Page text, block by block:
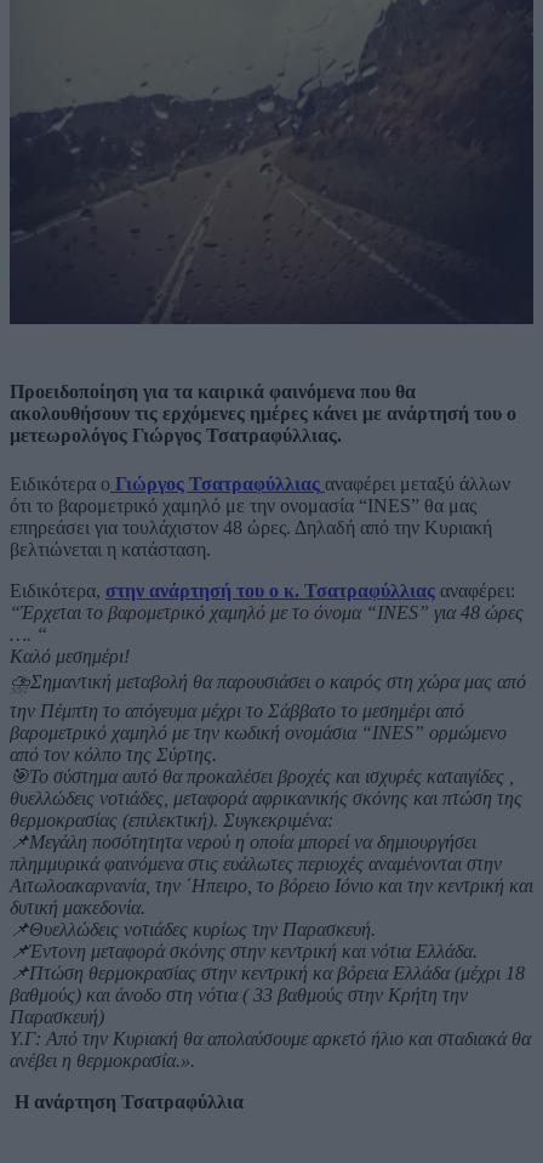
Προειδοποίηση για τα καιρικά φαινόμενα που θα
ακολουθήσουν τις ερχόμενες ημέρες κάνει με ανάρτησή του ο
μετεωρολόγος Γιώργος Τσατραφύλλιας.
Ειδικότερα ο Γιώργος Τσατραφύλλιας αναφέρει μεταξύ άλλων
ότι το βαρομετρικό χαμηλό με την ονομασία “INES” θα μας
επηρεάσει για τουλάχιστον 48 ώρες. Δηλαδή από την Κυριακή
βελτιώνεται η κατάσταση.
Ειδικότερα, στην ανάρτησή του ο κ. Τσατραφύλλιας αναφέρει:
“Έρχεται το βαρομετρικό χαμηλό με το όνομα “INES” για 48 ώρες
…. “
Καλό μεσημέρι!
⛈Σημαντική μεταβολή θα παρουσιάσει ο καιρός στη χώρα μας από
την Πέμπτη το απόγευμα μέχρι το Σάββατο το μεσημέρι από
βαρομετρικό χαμηλό με την κωδική ονομάσια “INES” ορμώμενο
από τον κόλπο της Σύρτης.
🎯Το σύστημα αυτό θα προκαλέσει βροχές και ισχυρές καταιγίδες ,
θυελλώδεις νοτιάδες, μεταφορά αφρικανικής σκόνης και πτώση της
θερμοκρασίας (επιλεκτική). Συγκεκριμένα:
📌Μεγάλη ποσότητητα νερού η οποία μπορεί να δημιουργήσει
πλημμυρικά φαινόμενα στις ευάλωτες περιοχές αναμένονται στην
Αιτωλοακαρνανία, την ΄Ηπειρο, το βόρειο Ιόνιο και την κεντρική και
δυτική μακεδονία.
📌Θυελλώδεις νοτιάδες κυρίως την Παρασκευή.
📌Έντονη μεταφορά σκόνης στην κεντρική και νότια Ελλάδα.
📌Πτώση θερμοκρασίας στην κεντρική κα βόρεια Ελλάδα (μέχρι 18
βαθμούς) και άνοδο στη νότια ( 33 βαθμούς στην Κρήτη την
Παρασκευή)
Υ.Γ: Από την Κυριακή θα απολαύσουμε αρκετό ήλιο και σταδιακά θα
ανέβει η θερμοκρασία.».
Η ανάρτηση Τσατραφύλλια